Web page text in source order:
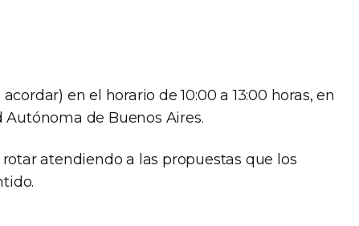
en el horario de 10:00 a 13:00 horas, en
Autónoma de Buenos Aires.
atendiendo a las propuestas que los